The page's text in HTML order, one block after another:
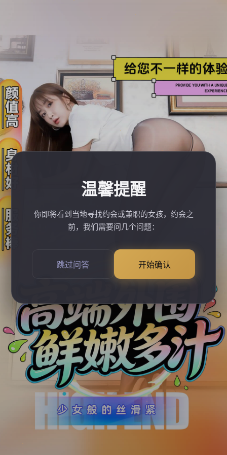
温馨提醒
你即将看到当地寻找约会或兼职的女孩，约会之
前，我们需要问几个问题：
跳过问答 开始确认